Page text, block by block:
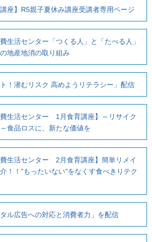
講座】R5親子夏休み講座受講者専用ページ
生活センター「つくる人」と「たべる人」
地産地消の取り組み
ト！潜むリスク 高めようリテラシー」配信
費生活センター 1月食育講座】～リサイク
食品ロスに、新たな価値を
費生活センター 2月食育講座】簡単リメイ
！！"もったいない"をなくす食べきりテク
ル広告への対応と消費者力」を配信